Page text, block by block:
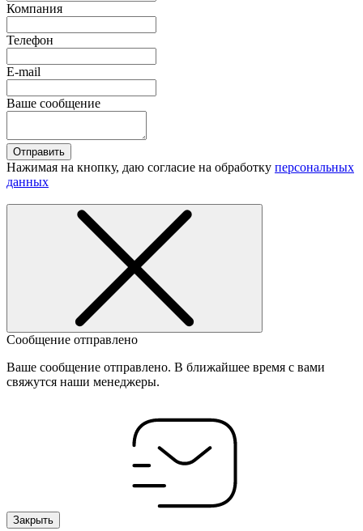
Компания
Телефон
E-mail
Ваше сообщение
Отправить
Нажимая на кнопку, даю согласие на обработку персональных
данных
Сообщение отправлено
Ваше сообщение отправлено. В ближайшее время с вами
свяжутся наши менеджеры.
Закрыть